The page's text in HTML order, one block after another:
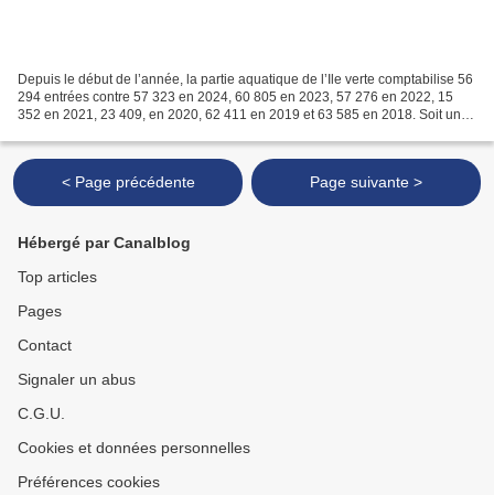
Depuis le début de l’année, la partie aquatique de l’Ile verte comptabilise 56
294 entrées contre 57 323 en 2024, 60 805 en 2023, 57 276 en 2022, 15
352 en 2021, 23 409, en 2020, 62 411 en 2019 et 63 585 en 2018. Soit une
< Page précédente Page suivante >
Hébergé par Canalblog
Top articles
Pages
Contact
Signaler un abus
C.G.U.
Cookies et données personnelles
Préférences cookies